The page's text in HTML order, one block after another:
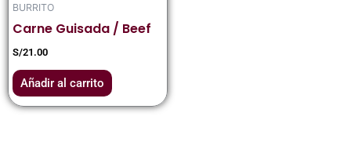
BURRITO
Carne Guisada / Beef
S/21.00
Añadir al carrito